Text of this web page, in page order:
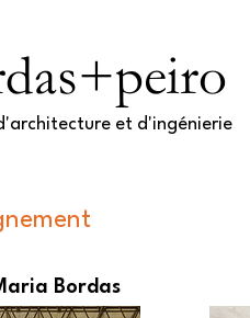
et d'ingénierie​
Bordas